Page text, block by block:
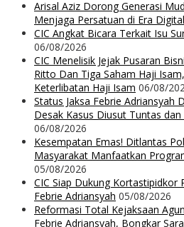
Arisal Aziz Dorong Generasi
Menjaga Persatuan di Era Digital
CIC Angkat Bicara Terkait Isu
06/08/2026
CIC Menelisik Jejak Pusaran
Ritto Dan Tiga Saham Haji
Keterlibatan Haji Isam 06/08/
Status Jaksa Febrie Adriansyah
Desak Kasus Diusut Tuntas
06/08/2026
Kesempatan Emas! Ditlantas
Masyarakat Manfaatkan
05/08/2026
CIC Siap Dukung Kortastipidkor
Febrie Adriansyah 05/08/2026
Reformasi Total Kejaksaan
Febrie Adriansyah, Bongkar